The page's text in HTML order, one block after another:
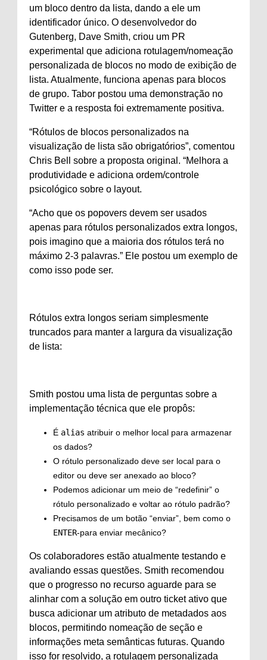
um bloco dentro da lista, dando a ele um
identificador único. O desenvolvedor do
Gutenberg, Dave Smith, criou um PR
experimental que adiciona rotulagem/nomeação
personalizada de blocos no modo de exibição de
lista. Atualmente, funciona apenas para blocos
de grupo. Tabor postou uma demonstração no
Twitter e a resposta foi extremamente positiva.
“Rótulos de blocos personalizados na
visualização de lista são obrigatórios”, comentou
Chris Bell sobre a proposta original. “Melhora a
produtividade e adiciona ordem/controle
psicológico sobre o layout.
“Acho que os popovers devem ser usados ​​
apenas para rótulos personalizados extra longos,
pois imagino que a maioria dos rótulos terá no
máximo 2-3 palavras.” Ele postou um exemplo de
como isso pode ser.
Rótulos extra longos seriam simplesmente
truncados para manter a largura da visualização
de lista:
Smith postou uma lista de perguntas sobre a
implementação técnica que ele propôs:
É alias atribuir o melhor local para armazenar
os dados?
O rótulo personalizado deve ser local para o
editor ou deve ser anexado ao bloco?
Podemos adicionar um meio de “redefinir” o
rótulo personalizado e voltar ao rótulo padrão?
Precisamos de um botão “enviar”, bem como o
ENTER-para enviar mecânico?
Os colaboradores estão atualmente testando e
avaliando essas questões. Smith recomendou
que o progresso no recurso aguarde para se
alinhar com a solução em outro ticket ativo que
busca adicionar um atributo de metadados aos
blocos, permitindo nomeação de seção e
informações meta semânticas futuras. Quando
isso for resolvido, a rotulagem personalizada